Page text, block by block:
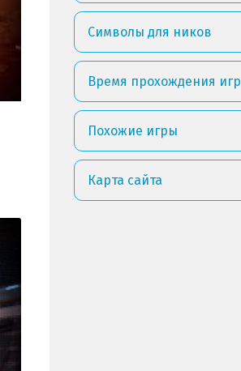
Символы для ников
Время прохождения игр
Похожие игры
Карта сайта